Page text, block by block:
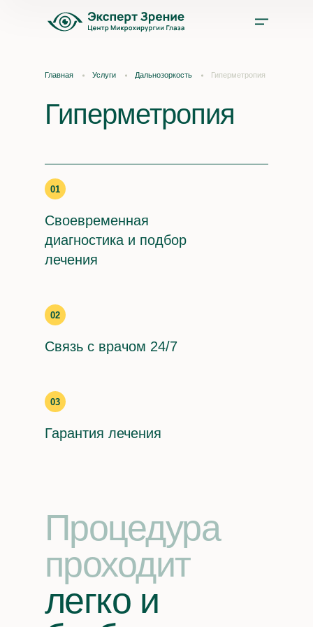
О нас
Контакты
Адрес
г. Москва,
Украинский
Главная Услуги Дальнозоркость Гиперметропия
Гиперметропия
01
Своевременная
диагностика и подбор
лечения
02
Связь с врачом 24/7
03
Гарантия лечения
Процедура
проходит
легко и